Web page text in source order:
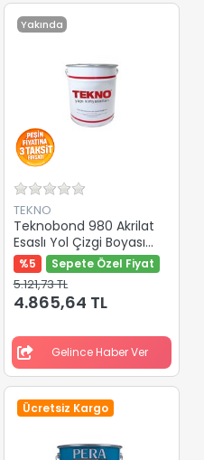
Yakında
TEKNO
Teknobond 980 Akrilat
Esaslı Yol Çizgi Boyası
Beyaz 25 Kg
%5 Sepete Özel Fiyat
5.121,73 TL
4.865,64 TL
Gelince Haber Ver
Ücretsiz Kargo